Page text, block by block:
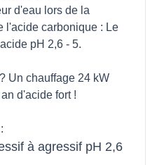
d'eau lors de la
l'acide carbonique : Le
pH 2,6 - 5.
Un chauffage 24 kW
d'acide fort !
à agressif pH 2,6